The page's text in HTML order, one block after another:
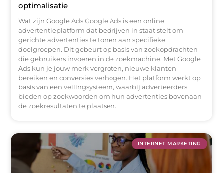
optimalisatie
Wat zijn Google Ads Google Ads is een online
advertentieplatform dat bedrijven in staat stelt om
gerichte advertenties te tonen aan specifieke
doelgroepen. Dit gebeurt op basis van zoekopdrachten
die gebruikers invoeren in de zoekmachine. Met Google
Ads kun je jouw merk vergroten, nieuwe klanten
bereiken en conversies verhogen. Het platform werkt op
basis van een veilingsysteem, waarbij adverteerders
bieden op zoekwoorden om hun advertenties bovenaan
de zoekresultaten te plaatsen.
INTERNET MARKETING